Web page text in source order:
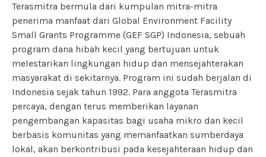
Terasmitra bermula dari kumpulan mitra-mitra
penerima manfaat dari Global Environment Facility
Small Grants Programme (GEF SGP) Indonesia, sebuah
program dana hibah kecil yang bertujuan untuk
melestarikan lingkungan hidup dan mensejahterakan
masyarakat di sekitarnya. Program ini sudah berjalan di
Indonesia sejak tahun 1992. Para anggota Terasmitra
percaya, dengan terus memberikan layanan
pengembangan kapasitas bagi usaha mikro dan kecil
berbasis komunitas yang memanfaatkan sumberdaya
lokal, akan berkontribusi pada kesejahteraan hidup dan